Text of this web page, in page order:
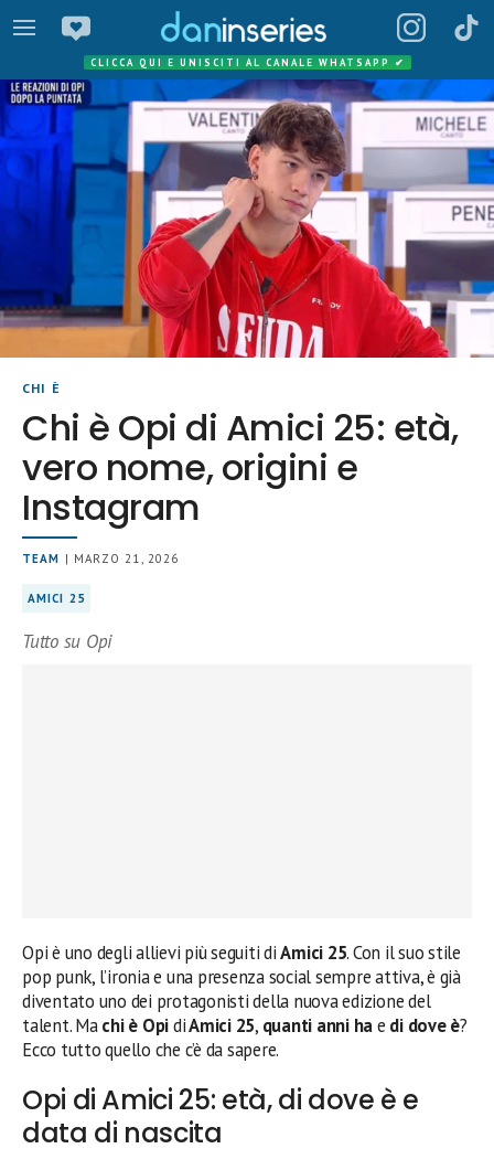
CLICCA QUI E UNISCITI AL CANALE WHATSAPP ✔
CHI È
Chi è Opi di Amici 25: età,
vero nome, origini e
Instagram
TEAM | MARZO 21, 2026
AMICI 25
Tutto su Opi
Opi è uno degli allievi più seguiti diAmici 25. Con il suo stile
pop punk, l’ironia e una presenza social sempre attiva, è già
diventato uno dei protagonisti della nuova edizione del
talent. Machi è OpidiAmici 25, quanti anni hae di dove è?
Ecco tutto quello che c’è da sapere.
Opi di Amici 25: età, di dove è e
data di nascita